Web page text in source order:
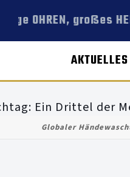
Lange OHREN, großes
AKTUELLES
Globaler